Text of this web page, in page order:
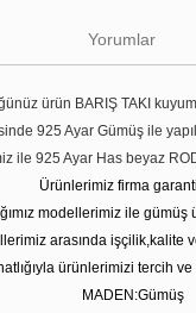
Yorumlar
ürün BARIŞ TAKI
925 Ayar Gümüş ile
ile 925 Ayar Has beyaz
Ürünlerimiz firma
modellerimiz ile
arasında işçilik,kalite
ürünlerimizi tercih
MADEN:Gümüş